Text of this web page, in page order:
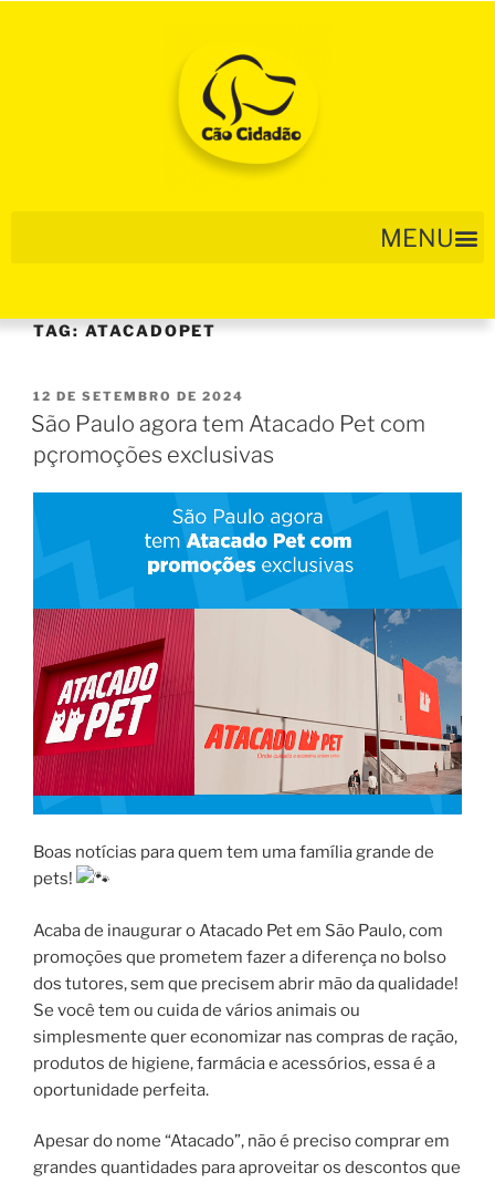
TAG:ATACADOPET
12 DE SETEMBRO DE 2024
São Paulo agora tem Atacado Pet com
pçromoções exclusivas
Boas notícias para quem tem uma família grande de
pets!
Acaba de inaugurar o Atacado Pet em São Paulo, com
promoções que prometem fazer a diferença no bolso
dos tutores, sem que precisem abrir mão da qualidade!
Se você tem ou cuida de vários animais ou
simplesmente quer economizar nas compras de ração,
produtos de higiene, farmácia e acessórios, essa é a
oportunidade perfeita.
Apesar do nome “Atacado”, não é preciso comprar em
grandes quantidades para aproveitar os descontos que